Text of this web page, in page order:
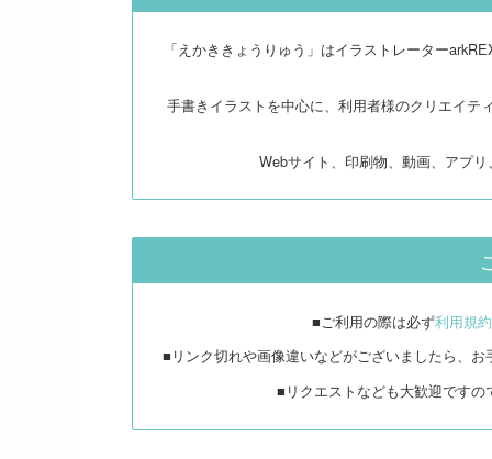
「えかききょうりゅう」はイラストレーター
手書きイラストを中心に、利用者様のクリエイテ
Webサイト、印刷物、動画、アプ
■ご利用の際は必ず利用規約
■リンク切れや画像違いなどがございましたら、お
■リクエストなども大歓迎ですの